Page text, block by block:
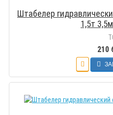
Штабелер
1,5т
210